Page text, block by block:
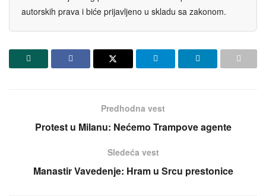
autorskih prava i biće prijavljeno u skladu sa zakonom.
Predhodna vest
Protest u Milanu: Nećemo Trampove agente
Sledeća vest
Manastir Vavedenje: Hram u Srcu prestonice